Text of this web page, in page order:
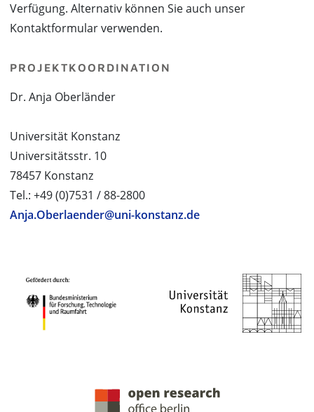
Verfügung. Alternativ können Sie auch unser
Kontaktformular verwenden.
PROJEKTKOORDINATION
Dr. Anja Oberländer
Universität Konstanz
Universitätsstr. 10
78457 Konstanz
Tel.: +49 (0)7531 / 88-2800
Anja.Oberlaender@uni-konstanz.de